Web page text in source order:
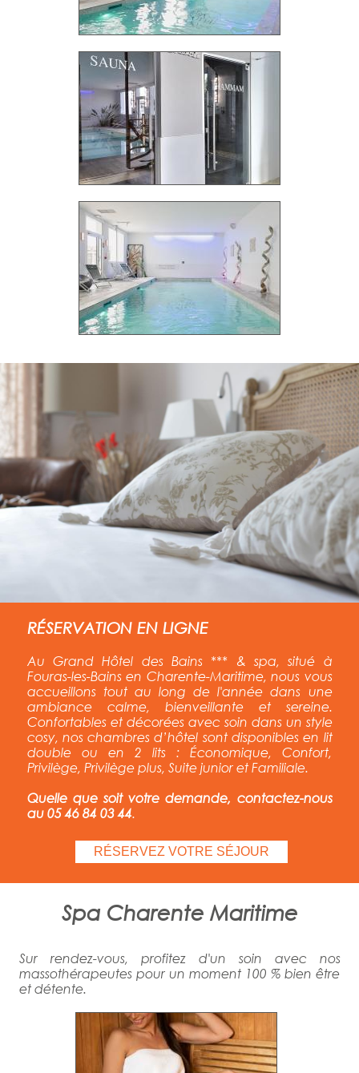
RÉSERVATION EN LIGNE
Au Grand Hôtel des Bains *** & spa, situé à
Fouras-les-Bains en Charente-Maritime, nous vous
accueillons tout au long de l'annéedans une
ambiance calme, bienveillante et sereine.
Confortables et décorées avec soin dans un style
cosy, nos chambres d’hôtel sont disponibles en lit
double ou en 2 lits : Économique, Confort,
Privilège, Privilège plus, Suite junior et Familiale.
Quelle que soit votre demande, contactez-nous
au 05 46 84 03 44.
RÉSERVEZ VOTRE SÉJOUR
Spa Charente Maritime
Sur rendez-vous, profitez d'un soin avec nos
massothérapeutes pour un moment 100 % bien être
et détente.